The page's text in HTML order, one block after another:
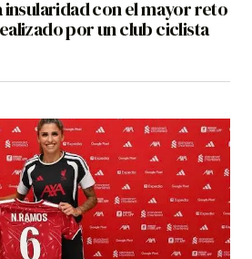
insularidad con el mayor reto
por un club ciclista